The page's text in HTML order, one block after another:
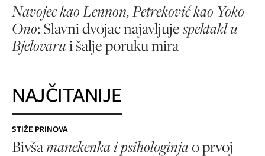
Navojec kao Lennon, Petreković kao Yoko
Ono: Slavni dvojac najavljujespektakl u
Bjelovarui šalje poruku mira
NAJČITANIJE
STIŽE PRINOVA
Bivšamanekenka i psihologinjao prvoj